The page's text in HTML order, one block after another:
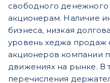
свободного денежного
акционерам. Наличие
бизнеса, низкая дол
уровень хеджа продаж
акционеров компании
движениях на рынке. В
перечисления